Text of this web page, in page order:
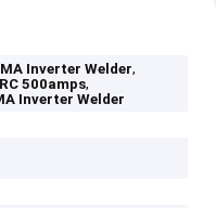
Inverter Welder,
500amps,
Inverter Welder